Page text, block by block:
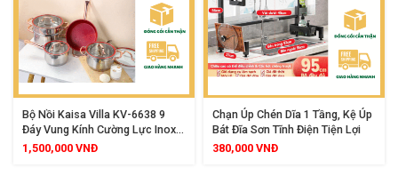
Bộ Nồi Kaisa Villa KV-6638 9
Đáy Vung Kính Cường Lực Inox
304 Kèm Chảo Chống Dính Sang
1,500,000 VNĐ
Chạn Úp Chén Dĩa 1 Tầng, Kệ Úp
Bát Đĩa Sơn Tĩnh Điện Tiện Lợi
380,000 VNĐ